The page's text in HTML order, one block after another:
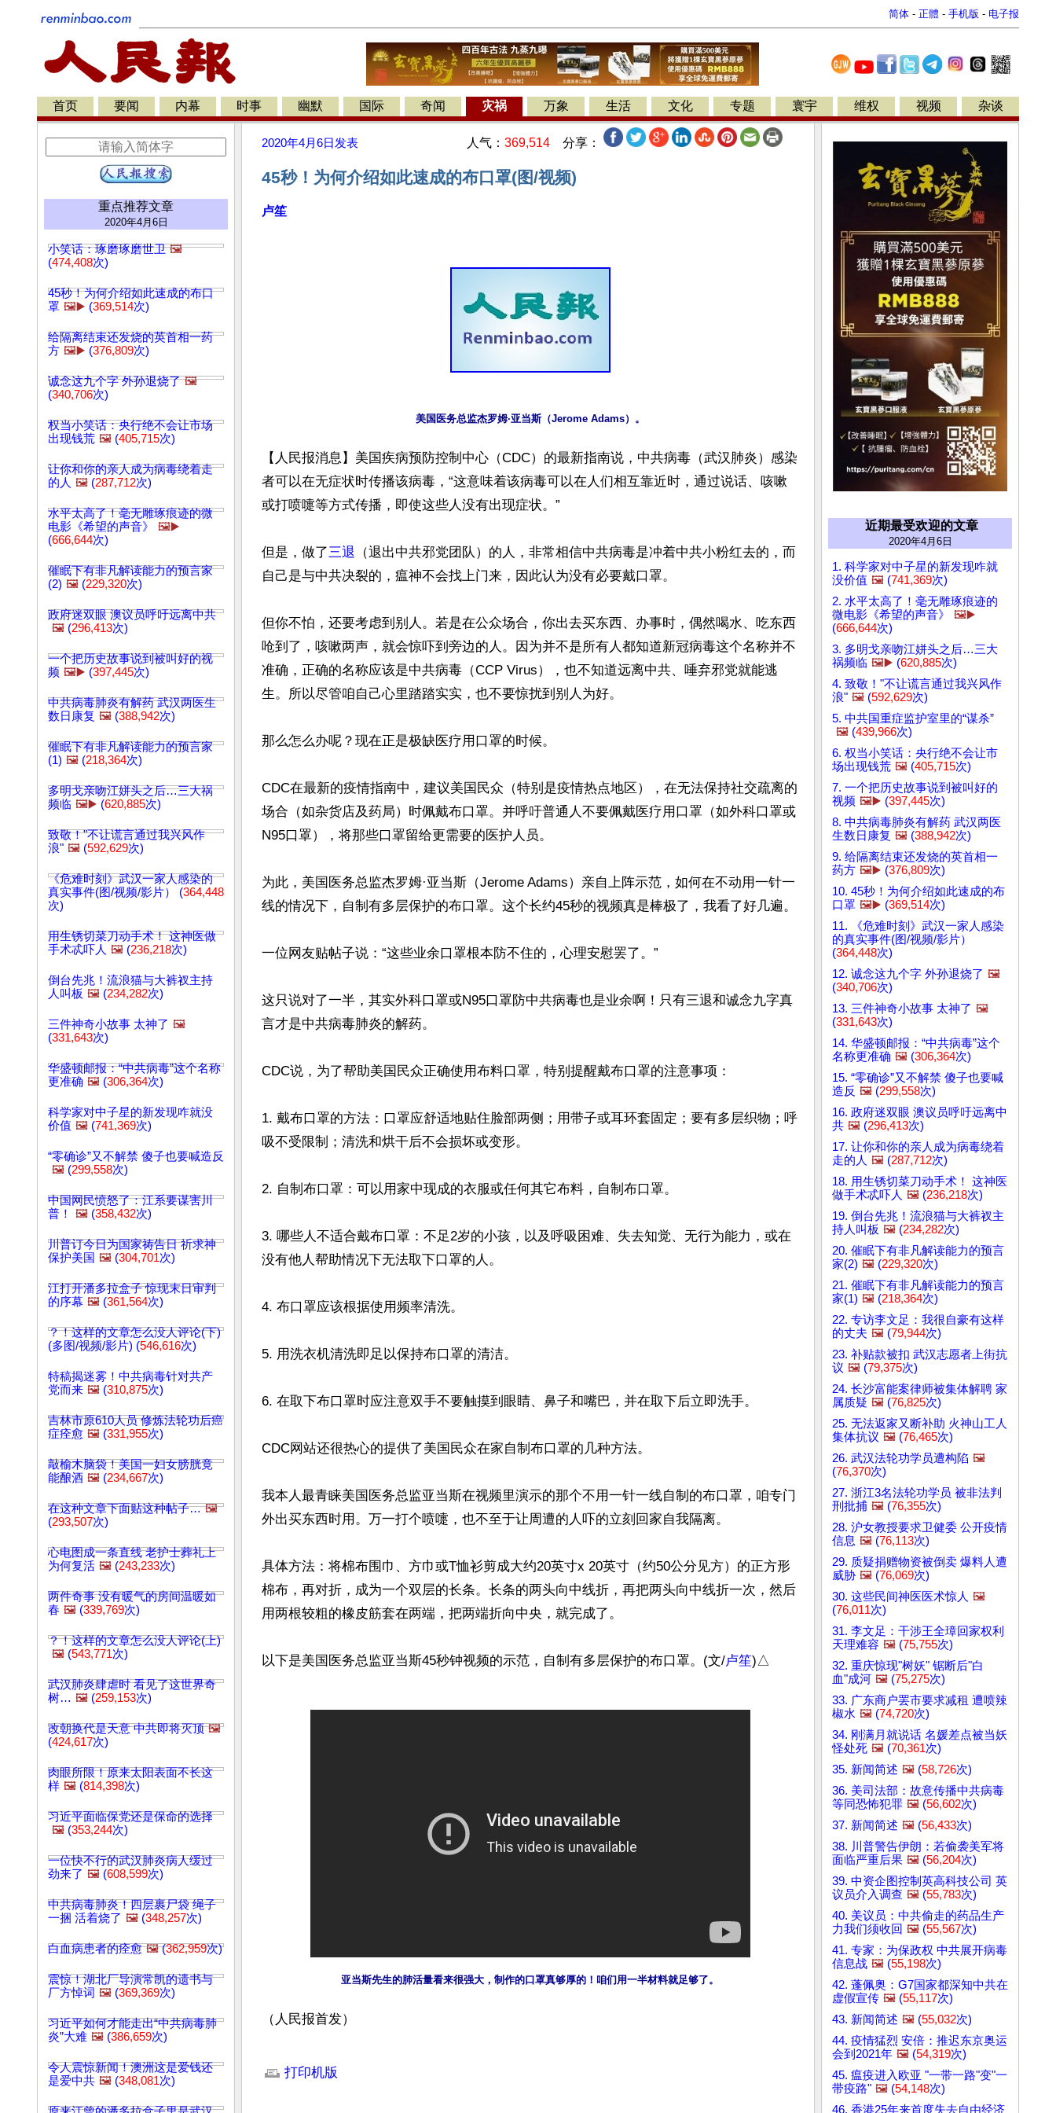
简体 - 正體 - 手机版 - 电子报
首页 要闻 内幕 时事 幽默 国际 奇闻 灾祸 万象 生活 文化 专题 寰宇 维权 视频 杂谈
重点推荐文章
2020年4月6日
小笑话：琢磨琢磨世卫 🖼️
(474,408次)
45秒！为何介绍如此速成的布口
罩 🖼️▶️ (369,514次)
给隔离结束还发烧的英首相一药
方 🖼️▶️ (376,809次)
诚念这九个字 外孙退烧了 🖼️
(340,706次)
权当小笑话：央行绝不会让市场
出现钱荒 🖼️ (405,715次)
让你和你的亲人成为病毒绕着走
的人 🖼️ (287,712次)
水平太高了！毫无雕琢痕迹的微
电影《希望的声音》
🖼️▶️
(666,644次)
催眠下有非凡解读能力的预言家
(2) 🖼️ (229,320次)
政府迷双眼 澳议员呼吁远离中共
🖼️ (296,413次)
一个把历史故事说到被叫好的视
频 🖼️▶️ (397,445次)
中共病毒肺炎有解药 武汉两医生
数日康复 🖼️ (388,942次)
催眠下有非凡解读能力的预言家
(1) 🖼️ (218,364次)
多明戈亲吻江姘头之后…三大祸
频临 🖼️▶️ (620,885次)
致敬！"不让谎言通过我兴风作
浪" 🖼️ (592,629次)
《危难时刻》武汉一家人感染的
真实事件(图/视频/影片） (364,448
次)
用生锈切菜刀动手术！ 这神医做
手术忒吓人 🖼️ (236,218次)
倒台先兆！流浪猫与大裤衩主持
人叫板 🖼️ (234,282次)
三件神奇小故事 太神了 🖼️
(331,643次)
华盛顿邮报：“中共病毒”这个名称
更准确 🖼️ (306,364次)
科学家对中子星的新发现咋就没
价值 🖼️ (741,369次)
“零确诊”又不解禁 傻子也要喊造反
🖼️ (299,558次)
中国网民愤怒了：江系要谋害川
普！
🖼️ (358,432次)
川普订今日为国家祷告日 祈求神
保护美国 🖼️ (304,701次)
江打开潘多拉盒子 惊现末日审判
的序幕 🖼️ (361,564次)
？！这样的文章怎么没人评论(下)
(多图/视频/影片) (546,616次)
特稿揭迷雾！中共病毒针对共产
党而来 🖼️ (310,875次)
吉林市原610人员 修炼法轮功后癌
症痊愈 🖼️ (331,955次)
敲榆木脑袋！美国一妇女膀胱竟
能酿酒 🖼️ (234,667次)
在这种文章下面贴这种帖子… 🖼️
(293,507次)
心电图成一条直线 老护士葬礼上
为何复活 🖼️ (243,233次)
两件奇事 没有暖气的房间温暖如
春 🖼️ (339,769次)
？！这样的文章怎么没人评论(上)
🖼️ (543,771次)
武汉肺炎肆虐时 看见了这世界奇
树… 🖼️ (259,153次)
改朝换代是天意 中共即将灭顶 🖼️
(424,617次)
肉眼所限！原来太阳表面不长这
样 🖼️ (814,398次)
习近平面临保党还是保命的选择
🖼️ (353,244次)
一位快不行的武汉肺炎病人缓过
劲来了 🖼️ (608,599次)
中共病毒肺炎！四层裹尸袋 绳子
一捆 活着烧了 🖼️ (348,257次)
白血病患者的痊愈 🖼️(362,959次)
震惊！湖北厂导演常凯的遗书与
厂方悼词 🖼️ (369,369次)
习近平如何才能走出“中共病毒肺
炎”大难 🖼️ (386,659次)
令人震惊新闻！澳洲这是爱钱还
是爱中共 🖼️ (348,081次)
2020年4月6日 发表 人气： 369,514 分享：
45秒！为何介绍如此速成的布口罩(图/视频)
卢笙
美国医务总监杰罗姆·亚当斯（Jerome Adams）。
【人民报消息】美国疾病预防控制中心（CDC）的最新指南说，中共病毒（武汉肺炎）感染
者可以在无症状时传播该病毒，“这意味着该病毒可以在人们相互靠近时，通过说话、咳嗽
或打喷嚏等方式传播，即使这些人没有出现症状。”
但是，做了三退
（退出中共邪党团队）的人，非常相信中共病毒是冲着中共小粉红去的，而
自己是与中共决裂的，瘟神不会找上门来，因此认为没有必要戴口罩。
但你不怕，还要考虑到别人。若是在公众场合，你出去买东西、办事时，偶然喝水、吃东西
呛到了，咳嗽两声，就会惊吓到旁边的人。因为并不是所有人都知道新冠病毒这个名称并不
准确，正确的名称应该是中共病毒（CCP Virus），也不知道远离中共、唾弃邪党就能逃
生。所以尽管咱自己心里踏踏实实，也不要惊扰到别人为好。
那么怎么办呢？现在正是极缺医疗用口罩的时候。
CDC在最新的疫情指南中，建议美国民众（特别是疫情热点地区），在无法保持社交疏离的
场合（如杂货店及药局）时佩戴布口罩。并呼吁普通人不要佩戴医疗用口罩（如外科口罩或
N95口罩），将那些口罩留给更需要的医护人员。
为此，美国医务总监杰罗姆·亚当斯（Jerome Adams）亲自上阵示范，如何在不动用一针一
线的情况下，自制有多层保护的布口罩。这个长约45秒的视频真是棒极了，我看了好几遍。
一位网友贴帖子说：“这些业余口罩根本防不住的，心理安慰罢了。”
这只说对了一半，其实外科口罩或N95口罩防中共病毒也是业余啊！只有三退和诚念九字真
言才是中共病毒肺炎的解药。
CDC说，为了帮助美国民众正确使用布料口罩，特别提醒戴布口罩的注意事项：
1. 戴布口罩的方法：口罩应舒适地贴住脸部两侧；用带子或耳环套固定；要有多层织物；呼
吸不受限制；清洗和烘干后不会损坏或变形。
2. 自制布口罩：可以用家中现成的衣服或任何其它布料，自制布口罩。
3. 哪些人不适合戴布口罩：不足2岁的小孩，以及呼吸困难、失去知觉、无行为能力，或在
没有他人帮助情况下无法取下口罩的人。
4. 布口罩应该根据使用频率清洗。
5. 用洗衣机清洗即足以保持布口罩的清洁。
6. 在取下布口罩时应注意双手不要触摸到眼睛、鼻子和嘴巴，并在取下后立即洗手。
CDC网站还很热心的提供了美国民众在家自制布口罩的几种方法。
我本人最青睐美国医务总监亚当斯在视频里演示的那个不用一针一线自制的布口罩，咱专门
外出买东西时用。万一打个喷嚏，也不至于让周遭的人吓的立刻回家自我隔离。
具体方法：将棉布围巾、方巾或T恤衫剪成大约20英寸x 20英寸（约50公分见方）的正方形
棉布，再对折，成为一个双层的长条。长条的两头向中线折，再把两头向中线折一次，然后
用两根较粗的橡皮筋套在两端，把两端折向中央，就完成了。
以下是美国医务总监亚当斯45秒钟视频的示范，自制有多层保护的布口罩。(文/卢笙
亚当斯先生的肺活量看来很强大，制作的口罩真够厚的！咱们用一半材料就足够了。
（人民报首发）
打印机版
近期最受欢迎的文章
2020年4月6日
1. 科学家对中子星的新发现咋就
没价值 🖼️ (741,369次)
2. 水平太高了！毫无雕琢痕迹的
微电影《希望的声音》
🖼️▶️
(666,644次)
3. 多明戈亲吻江姘头之后…三大
祸频临 🖼️▶️ (620,885次)
4. 致敬！"不让谎言通过我兴风作
浪" 🖼️ (592,629次)
5. 中共国重症监护室里的“谋杀”
🖼️ (439,966次)
6. 权当小笑话：央行绝不会让市
场出现钱荒 🖼️ (405,715次)
7. 一个把历史故事说到被叫好的
视频 🖼️▶️ (397,445次)
8. 中共病毒肺炎有解药 武汉两医
生数日康复 🖼️ (388,942次)
9. 给隔离结束还发烧的英首相一
药方 🖼️▶️ (376,809次)
10. 45秒！为何介绍如此速成的布
口罩 🖼️▶️ (369,514次)
11. 《危难时刻》武汉一家人感染
的真实事件(图/视频/影片）
(364,448次)
12. 诚念这九个字 外孙退烧了 🖼️
(340,706次)
13. 三件神奇小故事 太神了 🖼️
(331,643次)
14. 华盛顿邮报：“中共病毒”这个
名称更准确 🖼️ (306,364次)
15. “零确诊”又不解禁 傻子也要喊
造反 🖼️ (299,558次)
16. 政府迷双眼 澳议员呼吁远离中
共 🖼️ (296,413次)
17. 让你和你的亲人成为病毒绕着
走的人 🖼️ (287,712次)
18. 用生锈切菜刀动手术！ 这神医
做手术忒吓人 🖼️ (236,218次)
19. 倒台先兆！流浪猫与大裤衩主
持人叫板 🖼️ (234,282次)
20. 催眠下有非凡解读能力的预言
家(2) 🖼️ (229,320次)
21. 催眠下有非凡解读能力的预言
家(1) 🖼️ (218,364次)
22. 专访李文足：我很自豪有这样
的丈夫 🖼️ (79,944次)
23. 补贴款被扣 武汉志愿者上街抗
议 🖼️ (79,375次)
24. 长沙富能案律师被集体解聘 家
属质疑 🖼️ (76,825次)
25. 无法返家又断补助 火神山工人
集体抗议 🖼️ (76,465次)
26. 武汉法轮功学员遭构陷 🖼️
(76,370次)
27. 浙江3名法轮功学员 被非法判
刑批捕 🖼️ (76,355次)
28. 沪女教授要求卫健委 公开疫情
信息 🖼️ (76,113次)
29. 质疑捐赠物资被倒卖 爆料人遭
威胁 🖼️ (76,069次)
30. 这些民间神医医术惊人 🖼️
(76,011次)
31. 李文足：干涉王全璋回家权利
天理难容 🖼️ (75,755次)
32. 重庆惊现"树妖" 锯断后"白
血"成河 🖼️ (75,275次)
33. 广东商户罢市要求减租 遭喷辣
椒水 🖼️ (74,720次)
34. 刚满月就说话 名媛差点被当妖
怪处死 🖼️ (70,361次)
35. 新闻简述 🖼️ (58,726次)
36. 美司法部：故意传播中共病毒
等同恐怖犯罪 🖼️ (56,602次)
37. 新闻简述 🖼️ (56,433次)
38. 川普警告伊朗：若偷袭美军将
面临严重后果 🖼️ (56,204次)
39. 中资企图控制英高科技公司 英
议员介入调查 🖼️ (55,783次)
40. 美议员：中共偷走的药品生产
力我们须收回 🖼️ (55,567次)
41. 专家：为保政权 中共展开病毒
信息战 🖼️ (55,198次)
42. 蓬佩奥：G7国家都深知中共在
虚假宣传 🖼️ (55,117次)
43. 新闻简述 🖼️ (55,032次)
44. 疫情猛烈 安倍：推迟东京奥运
会到2021年 🖼️ (54,319次)
45. 瘟疫进入欧亚 "一带一路"变"一
带疫路" 🖼️ (54,148次)
46. 香港25年来首度失去自由经济